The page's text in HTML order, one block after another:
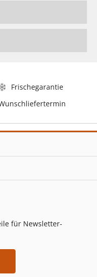
Frischegarantie
für Newsletter-